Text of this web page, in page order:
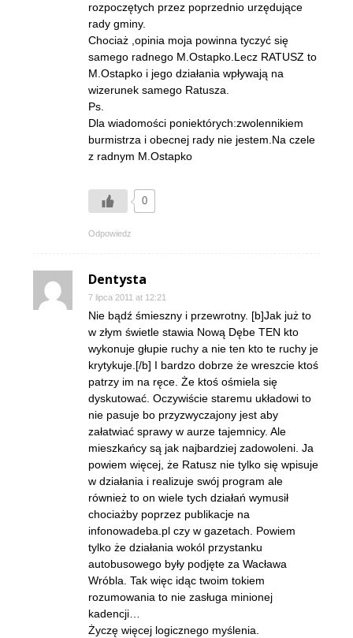
rozpoczętych przez poprzednio urzędujące
rady gminy.
Chociaż ,opinia moja powinna tyczyć się
samego radnego M.Ostapko.Lecz RATUSZ to
M.Ostapko i jego działania wpływają na
wizerunek samego Ratusza.
Ps.
Dla wiadomości poniektórych:zwolennikiem
burmistrza i obecnej rady nie jestem.Na czele
z radnym M.Ostapko
0
Odpowiedz
Dentysta
7 lipca 2011 at 12:21
Nie bądź śmieszny i przewrotny. [b]Jak już to
w złym świetle stawia Nową Dębe TEN kto
wykonuje głupie ruchy a nie ten kto te ruchy je
krytykuje.[/b] I bardzo dobrze że wreszcie ktoś
patrzy im na ręce. Że ktoś ośmiela się
dyskutować. Oczywiście staremu układowi to
nie pasuje bo przyzwyczajony jest aby
załatwiać sprawy w aurze tajemnicy. Ale
mieszkańcy są jak najbardziej zadowoleni. Ja
powiem więcej, że Ratusz nie tylko się wpisuje
w działania i realizuje swój program ale
również to on wiele tych działań wymusił
chociażby poprzez publikacje na
infonowadeba.pl czy w gazetach. Powiem
tylko że działania wokól przystanku
autobusowego były podjęte za Wacława
Wróbla. Tak więc idąc twoim tokiem
rozumowania to nie zasługa minionej
kadencji…
Życzę więcej logicznego myślenia.